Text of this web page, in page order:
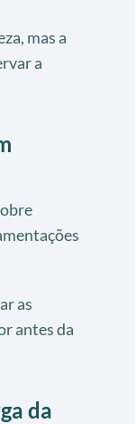
mas a
a
as
antes da
da